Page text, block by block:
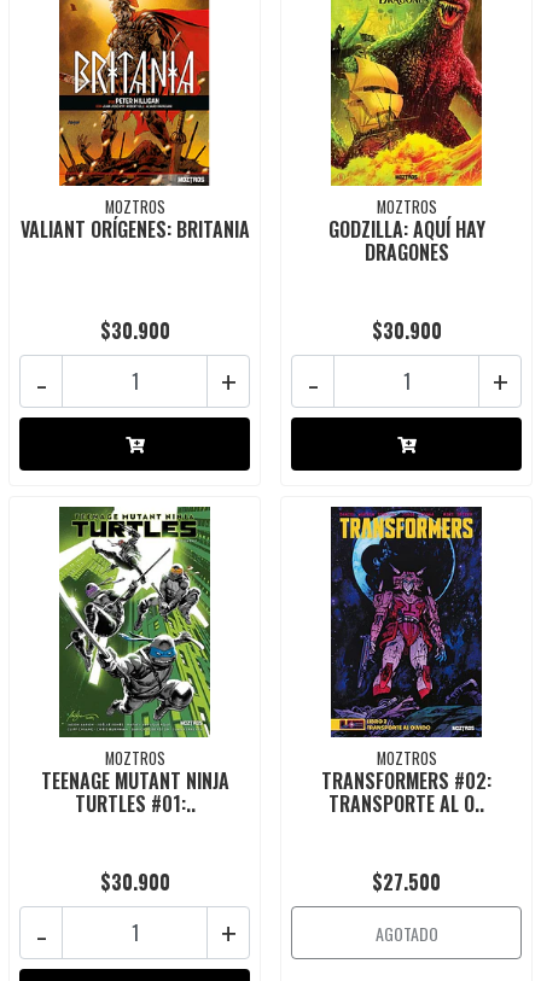
MOZTROS
VALIANT ORÍGENES: BRITANIA
$30.900
+
-
MOZTROS
GODZILLA: AQUÍ HAY
DRAGONES
$30.900
+
-
MOZTROS
TEENAGE MUTANT NINJA
TURTLES #01:..
$30.900
+
-
MOZTROS
TRANSFORMERS #02:
TRANSPORTE AL O..
$27.500
AGOTADO